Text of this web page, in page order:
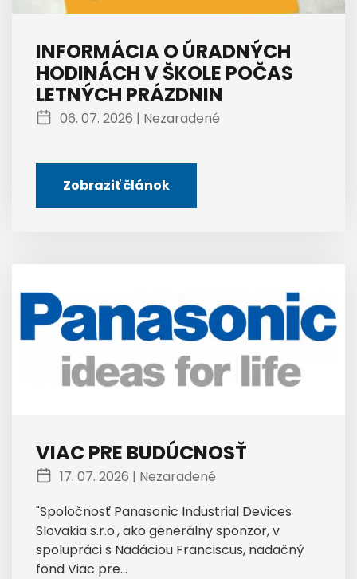
INFORMÁCIA O ÚRADNÝCH
HODINÁCH V ŠKOLE POČAS
LETNÝCH PRÁZDNIN
06. 07. 2026 | Nezaradené
Zobraziť článok
VIAC PRE BUDÚCNOSŤ
17. 07. 2026 | Nezaradené
"Spoločnosť Panasonic Industrial Devices
Slovakia s.r.o., ako generálny sponzor, v
spolupráci s Nadáciou Franciscus, nadačný
fond Viac pre...